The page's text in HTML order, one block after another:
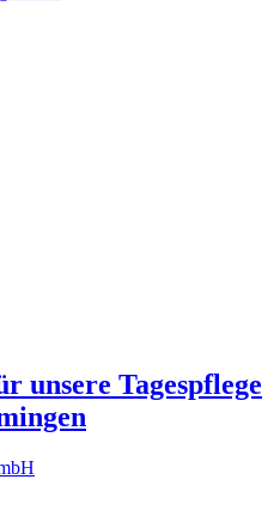
unsere Tagespflege